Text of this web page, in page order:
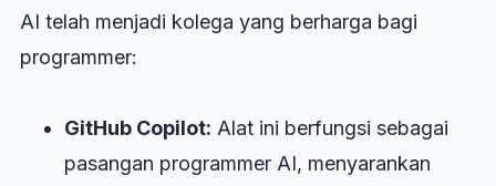
AI telah menjadi kolega yang berharga bagi
programmer:
GitHub Copilot: Alat ini berfungsi sebagai
pasangan programmer AI, menyarankan